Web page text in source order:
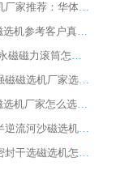
2026磁选机厂家推荐：华体会手机网页版-华体会(中国) 干式/湿式河沙磁选机产品精选指南
选购平板磁选机参考客户真实体验，华体会手机网页版-华体会(中国) 厂家依托行业口碑收获大量客户认可
选购 RCT 永磁磁力滚筒怎么选?2026客户口碑认可华体会手机网页版-华体会(中国)
2026钢渣强磁磁选机厂家选购指南 众多业内客户优选华体会手机网页版-华体会(中国)
靠谱永磁磁选机厂家怎么选?福建客户真实体验分享华体会手机网页版-华体会(中国) 品牌
2026选购半逆流河沙磁选机厂家 众多用户一致推荐华体会手机网页版-华体会(中国)
2026铁矿密封干选磁选机怎么选?华体会手机网页版-华体会(中国) 厂家客户实操心得分享